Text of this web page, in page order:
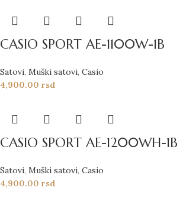
CASIO SPORT AE-1100W-1B
Satovi, Muški satovi, Casio
4,900.00 rsd
CASIO SPORT AE-1200WH-1B
Satovi, Muški satovi, Casio
4,900.00 rsd